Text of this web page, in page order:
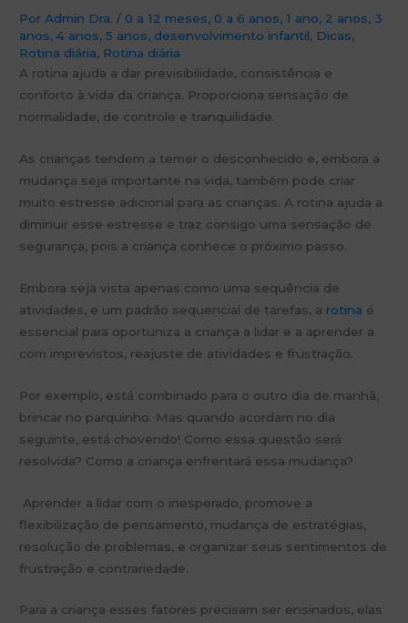
Por Admin Dra./ 0 a 12 meses, 0 a 6 anos,1 ano, 2 anos, 3
anos,4 anos,5 anos, desenvolvimento infantil, Dicas,
Rotina diária, Rotina diária
A rotina ajuda a dar previsibilidade, consistência e
conforto à vida da criança. Proporciona sensação de
normalidade, de controle e tranquilidade.
As crianças tendem a temer o desconhecido e, embora a
mudança seja importante na vida, também pode criar
muito estresse adicional para as crianças. A rotina ajuda a
diminuir esse estresse e traz consigo uma sensação de
segurança, pois a criança conhece o próximo passo.
Embora seja vista apenas como uma sequência de
atividades, e um padrão sequencial de tarefas, a rotina é
essencial para oportuniza a criança a lidar e a aprender a
com imprevistos, reajuste de atividades e frustração.
Por exemplo, está combinado para o outro dia de manhã,
brincar no parquinho. Mas quando acordam no dia
seguinte, está chovendo! Como essa questão será
resolvida? Como a criança enfrentará essa mudança?
Aprender a lidar com o inesperado, promove a
flexibilização de pensamento, mudança de estratégias,
resolução de problemas, e organizar seus sentimentos de
frustração e contrariedade.
Para a criança esses fatores precisam ser ensinados, elas